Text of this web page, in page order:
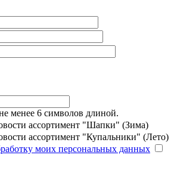
менее 6 символов длиной.
ассортимент "Шапки" (Зима)
ассортимент "Купальники" (Лето)
моих персональных данных